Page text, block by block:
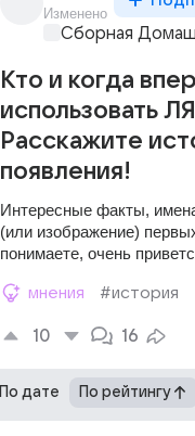
Изменено
Сборная
Кто и когда
использовать
Расскажите
появления!
Интересные факты,
(или изображение)
понимаете, очень
мнения #история
10 16
По дате По рейтингу